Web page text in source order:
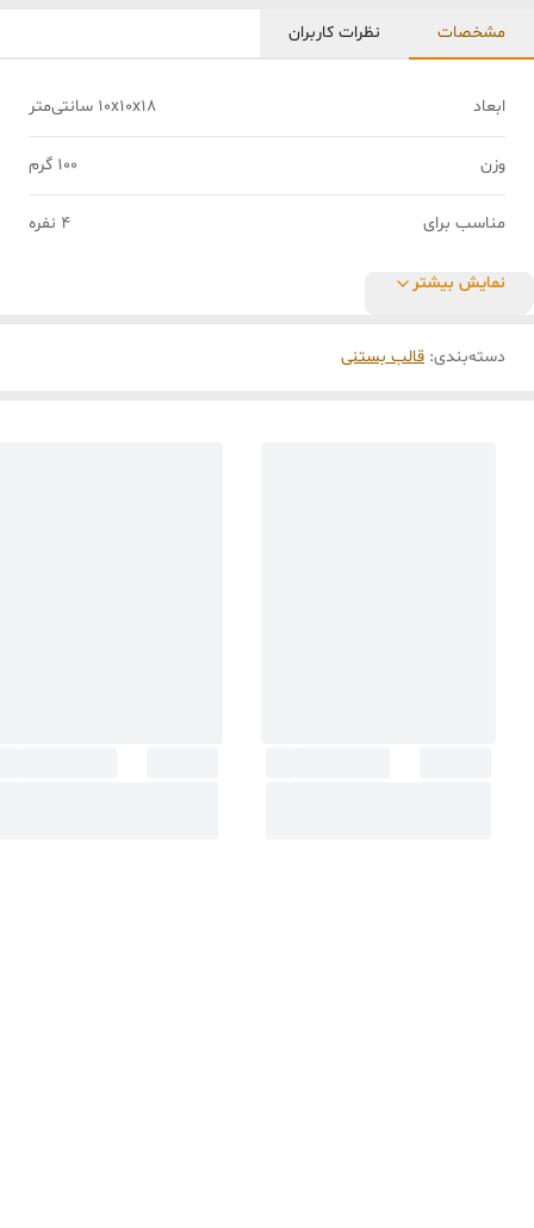
مشخصات نظرات کاربران
ابعاد 10x10x18 سانتی‌متر
وزن 100 گرم
مناسب برای 4 نفره
نمایش بیشتر
دسته‌بندی: قالب بستنی